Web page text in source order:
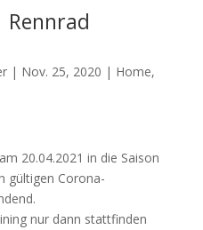
Rennrad
| Nov. 25, 2020 | Home,
20.04.2021 in die Saison
gültigen Corona-
nur dann stattfinden